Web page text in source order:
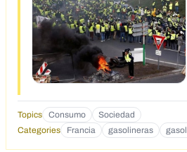
Topics Consumo Sociedad
Categories
Francia gasolineras